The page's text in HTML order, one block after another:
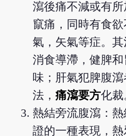
瀉後痛不減或有
竄痛，同時有食
氣，矢氣等症。
消食導滯，健脾
味；肝氣犯脾腹
法，痛瀉要方化裁
熱結旁流腹瀉：
證的一種表現，